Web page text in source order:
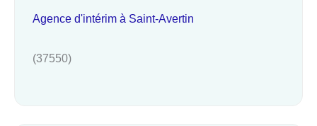
Agence d'intérim à Saint-Avertin
(37550)